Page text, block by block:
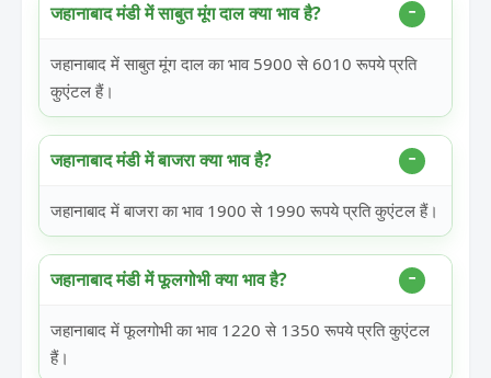
जहानाबाद मंडी में साबुत मूंग दाल क्या भाव है?
जहानाबाद में साबुत मूंग दाल का भाव 5900 से 6010 रूपये प्रति
कुएंटल हैं।
जहानाबाद मंडी में बाजरा क्या भाव है?
जहानाबाद में बाजरा का भाव 1900 से 1990 रूपये प्रति कुएंटल हैं।
जहानाबाद मंडी में फूलगोभी क्या भाव है?
जहानाबाद में फूलगोभी का भाव 1220 से 1350 रूपये प्रति कुएंटल
हैं।